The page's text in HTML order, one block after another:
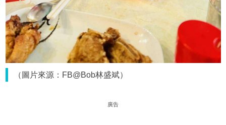
（圖片來源：FB@Bob林盛斌）
廣告